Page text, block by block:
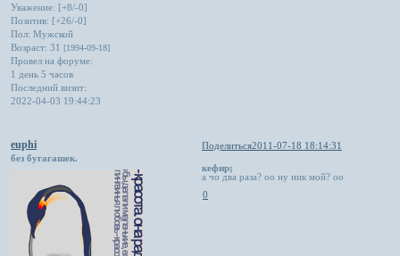
Уважение: [+8/-0]
Позитив: [+26/-0]
Пол: Мужской
Возраст: 31[1994-09-18]
Провел на форуме:
1 день 5 часов
Последний визит:
2022-04-03 19:44:23
Поделиться2011-07-18 18:14:31
euphi
без бугагашек.
кефир;
а чо два раза? оо ну ник мой? оо
0